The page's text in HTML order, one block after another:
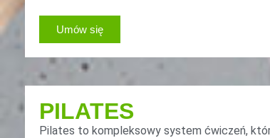
Umów się
PILATES
Pilates to kompleksowy system ćwiczeń,